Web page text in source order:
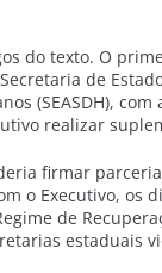
do texto. O
de
(SEASDH),
realizar
firmar
o Executivo, os
de
estaduais